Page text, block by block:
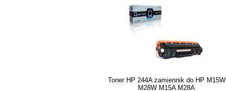
Toner HP 244A zamiennik do HP M15W
M28W M15A M28A